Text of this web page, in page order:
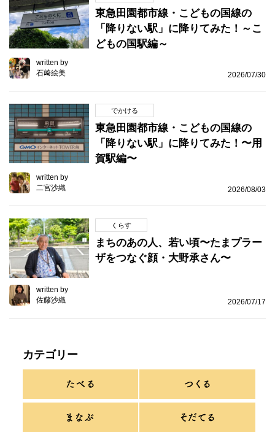
東急田園都市線・こどもの国線の
「降りない駅」に降りてみた！～こ
どもの国駅編～
written by
石﨑絵美
2026/07/30
でかける
東急田園都市線・こどもの国線の
「降りない駅」に降りてみた！〜用
賀駅編〜
written by
二宮沙織
2026/08/03
くらす
まちのあの人、若い頃〜たまプラー
ザをつなぐ顔・大野承さん〜
written by
佐藤沙織
2026/07/17
カテゴリー